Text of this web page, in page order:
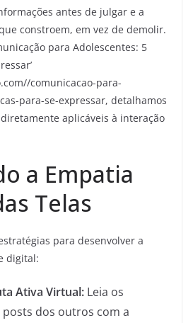
antes de julgar e a
constroem, em vez de demolir.
para Adolescentes: 5
comunicacao-para-
para-se-expressar, detalhamos
aplicáveis à interação
a Empatia
Telas
para desenvolver a
digital:
Ativa Virtual: Leia os
dos outros com a